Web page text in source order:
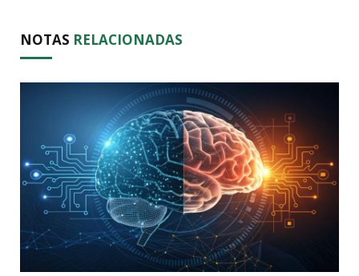
NOTAS RELACIONADAS